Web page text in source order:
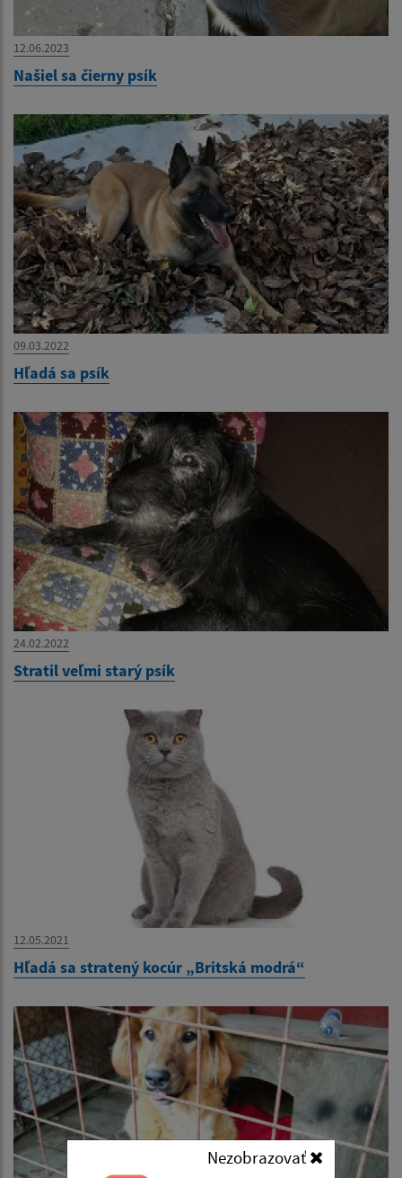
Nezobrazovať
12.06.2023
Našiel sa čierny psík
09.03.2022
Hľadá sa psík
24.02.2022
Stratil veľmi starý psík
12.05.2021
Hľadá sa stratený kocúr „Britská modrá“